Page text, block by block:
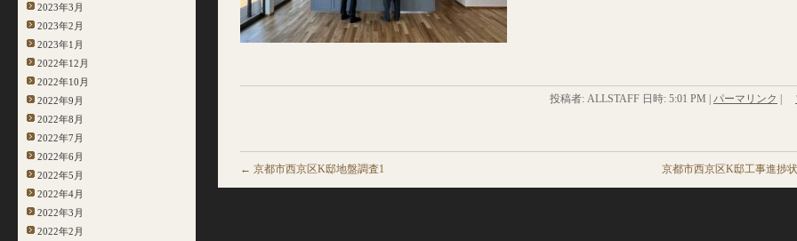
2023年3月
2023年2月
2023年1月
2022年12月
2022年10月
2022年9月
2022年8月
2022年7月
2022年6月
2022年5月
2022年4月
2022年3月
2022年2月
投稿者: ALLSTAFF 日時: 5:01 PM パーマリンク
← 京都市西京区K邸地盤調査1 京都市西京区K邸工事進捗